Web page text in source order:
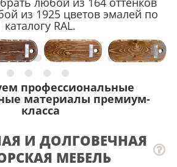
из 1925 цветов эмалей по
каталогу RAL.
профессиональные
материалы премиум-
класса
И ДОЛГОВЕЧНАЯ
МЕБЕЛЬ